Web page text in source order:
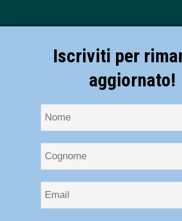
Iscriviti per
aggiornato!